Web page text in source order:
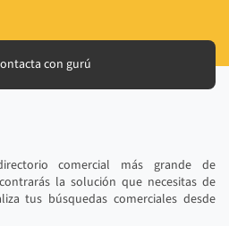
con gurú
comercial más grande de
la solución que necesitas de
tus búsquedas comerciales desde